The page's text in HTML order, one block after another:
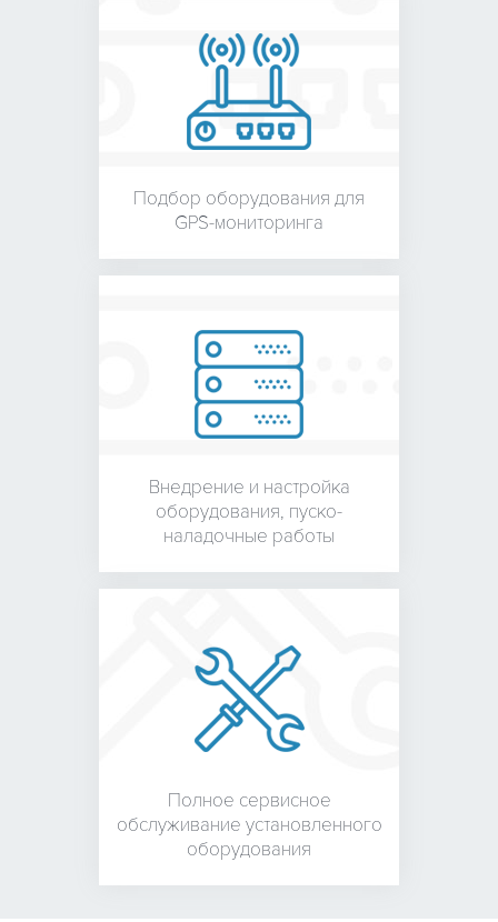
Подбор оборудования для
GPS-мониторинга
Внедрение и настройка
оборудования, пуско-
наладочные работы
Полное сервисное
обслуживание установленного
оборудования